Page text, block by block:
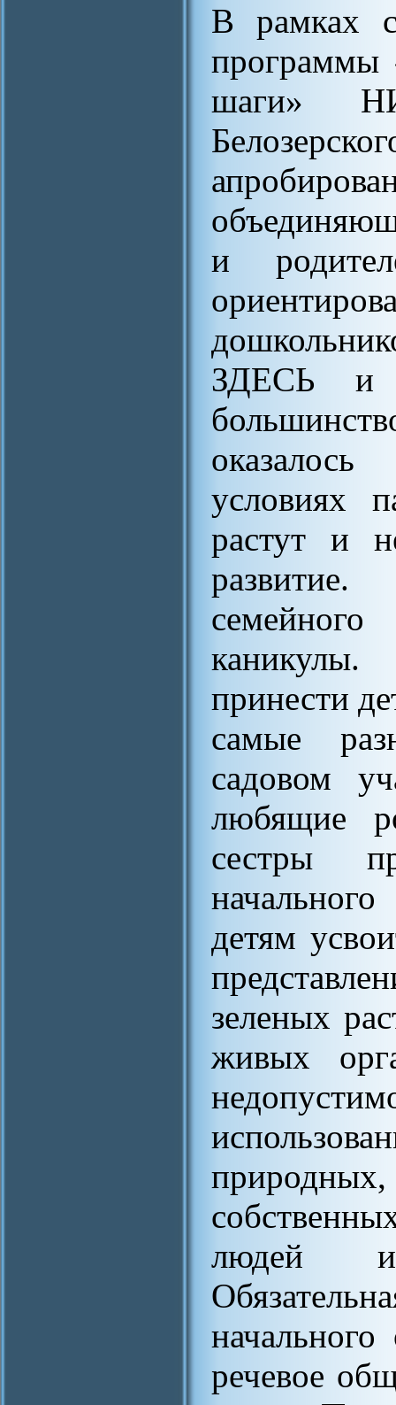
В рамках
программы
шаги»
и
ЗДЕСЬ и
условиях
растут и
принести
самые
садовом
любящие
сестры
детям
зеленых
живых
людей и
речевое